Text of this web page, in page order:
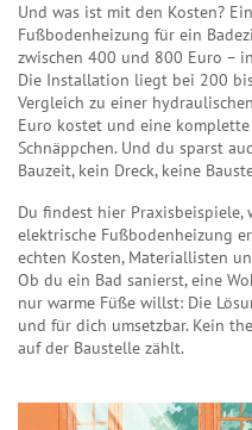
Und was ist mit den Kosten?
Fußbodenheizung für ein
zwischen 400 und 800 Euro –
Die Installation liegt bei 200
Vergleich zu einer
Euro kostet und eine
Schnäppchen. Und du sparst
Bauzeit, kein Dreck, keine
Du findest hier Praxisbeispiele,
elektrische Fußbodenheizung
echten Kosten, Materiallisten
Ob du ein Bad sanierst, eine
nur warme Füße willst: Die
und für dich umsetzbar. Kein
auf der Baustelle zählt.